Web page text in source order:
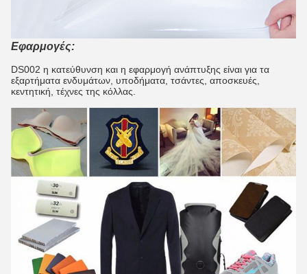
Εφαρμογές:
DS002 η κατεύθυνση και η εφαρμογή ανάπτυξης είναι για τα
εξαρτήματα ενδυμάτων, υποδήματα, τσάντες, αποσκευές,
κεντητική, τέχνες της κόλλας.